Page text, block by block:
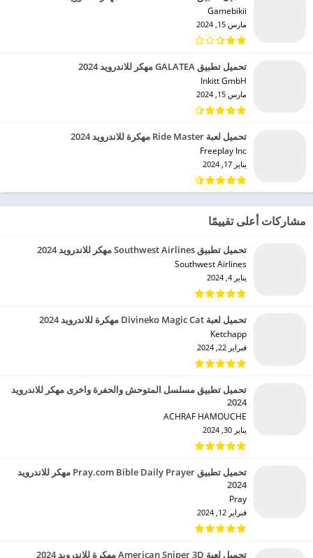
Gamebikii‏
مارس 15, 2024
تحميل تطبيق GALATEA مهكر للاندرويد 2024
Inkitt GmbH‏
مارس 15, 2024
تحميل لعبة Ride Master مهكرة للاندرويد 2024
Freeplay Inc‏
يناير 17, 2024
مشاركات أعلى تقييمًا
تحميل تطبيق Southwest Airlines مهكر للاندرويد 2024
Southwest Airlines‏
يناير 4, 2024
تحميل لعبة Divineko Magic Cat مهكرة للاندرويد 2024
Ketchapp‏
فبراير 22, 2024
تحميل تطبيق مسلسل المتوحش والحفرة واخرى مهكر للاندرويد
2024
ACHRAF HAMOUCHE‏
يناير 30, 2024
تحميل تطبيق Pray.com Bible Daily Prayer مهكر للاندرويد
2024
Pray‏
فبراير 12, 2024
تحميل لعبة American Sniper 3D مهكرة للاندرويد 2024